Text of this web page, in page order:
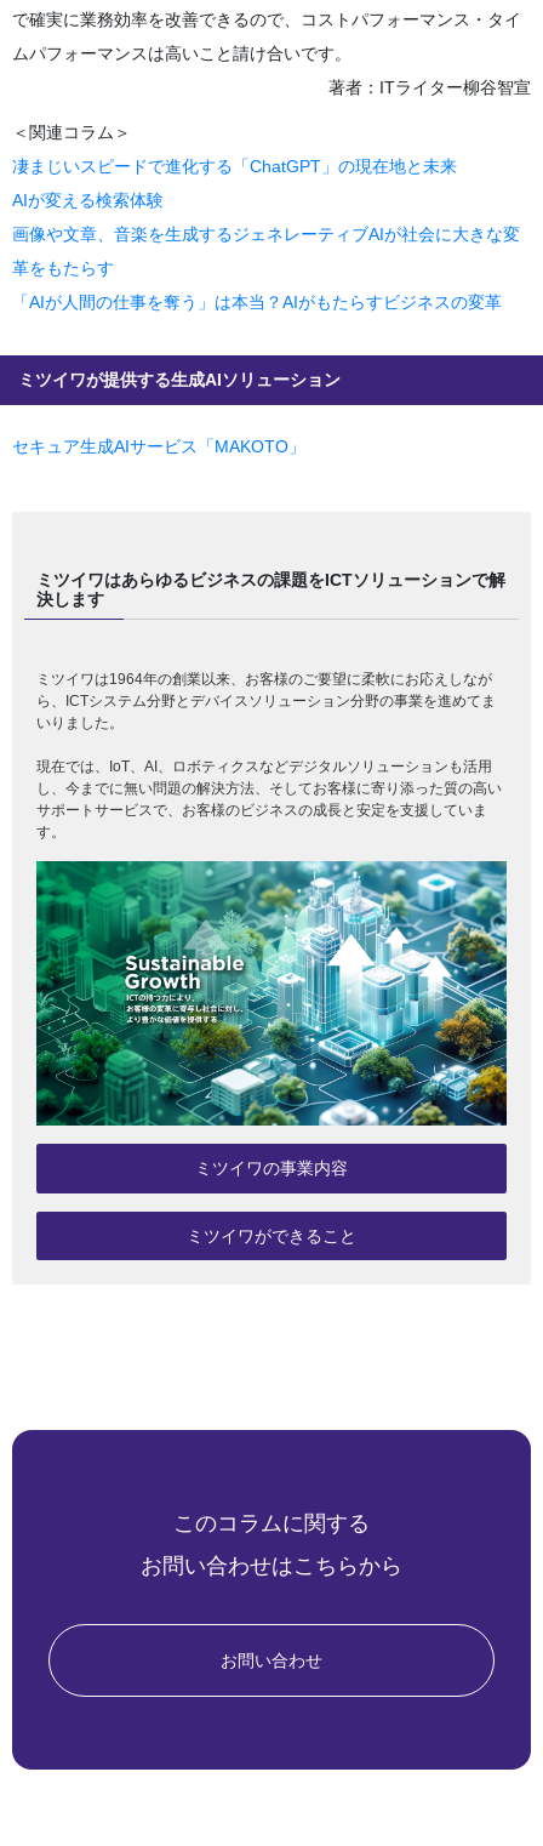
で確実に業務効率を改善できるので、コストパフォーマンス・タイ
ムパフォーマンスは高いこと請け合いです。
著者：ITライター柳谷智宣
＜関連コラム＞
凄まじいスピードで進化する「ChatGPT」の現在地と未来
AIが変える検索体験
画像や文章、音楽を生成するジェネレーティブAIが社会に大きな変
革をもたらす
「AIが人間の仕事を奪う」は本当？AIがもたらすビジネスの変革
ミツイワが提供する生成AIソリューション
セキュア生成AIサービス「MAKOTO」
ミツイワはあらゆるビジネスの課題をICTソリューションで解
決します
ミツイワは1964年の創業以来、お客様のご要望に柔軟にお応えしなが
ら、ICTシステム分野とデバイスソリューション分野の事業を進めてま
いりました。
現在では、IoT、AI、ロボティクスなどデジタルソリューションも活用
し、今までに無い問題の解決方法、そしてお客様に寄り添った質の高い
サポートサービスで、お客様のビジネスの成長と安定を支援していま
す。
ミツイワの事業内容
ミツイワができること
このコラムに関する
お問い合わせはこちらから
お問い合わせ